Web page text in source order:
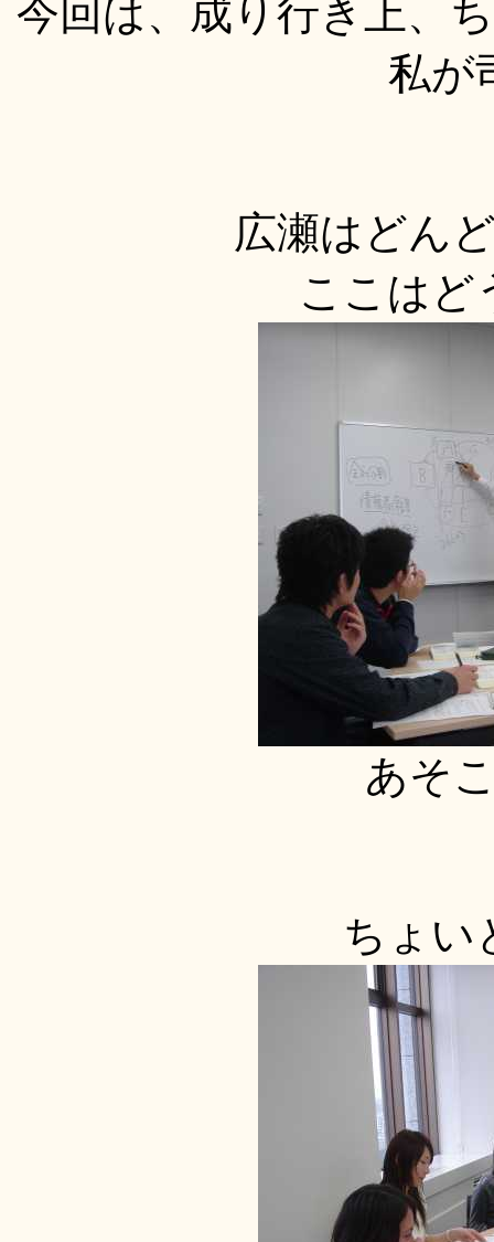
今回は、成り行き上、
私が
広瀬はどん
ここはど
あそ
ちょい